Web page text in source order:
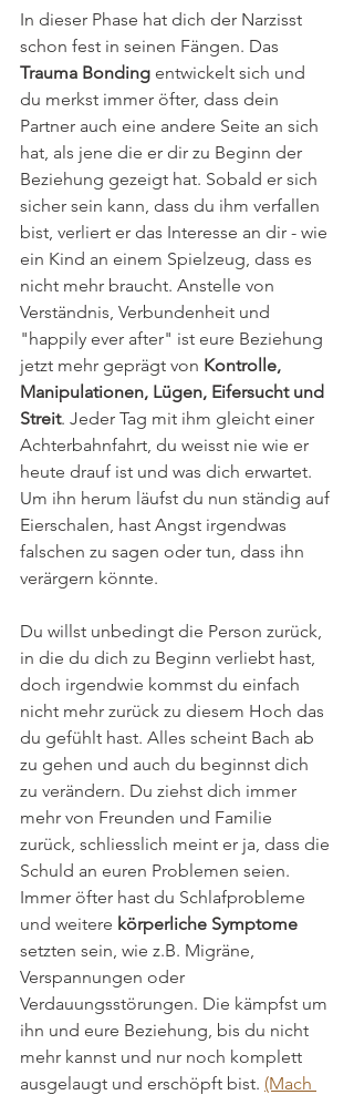
In dieser Phase hat dich der Narzisst
schon fest in seinen Fängen. Das
Trauma Bonding entwickelt sich und
du merkst immer öfter, dass dein
Partner auch eine andere Seite an sich
hat, als jene die er dir zu Beginn der
Beziehung gezeigt hat. Sobald er sich
sicher sein kann, dass du ihm verfallen
bist, verliert er das Interesse an dir - wie
ein Kind an einem Spielzeug, dass es
nicht mehr braucht. Anstelle von
Verständnis, Verbundenheit und
"happily ever after" ist eure Beziehung
jetzt mehr geprägt von Kontrolle,
Manipulationen, Lügen, Eifersucht und
Streit. Jeder Tag mit ihm gleicht einer
Achterbahnfahrt, du weisst nie wie er
heute drauf ist und was dich erwartet.
Um ihn herum läufst du nun ständig auf
Eierschalen, hast Angst irgendwas
falschen zu sagen oder tun, dass ihn
verärgern könnte.
Du willst unbedingt die Person zurück,
in die du dich zu Beginn verliebt hast,
doch irgendwie kommst du einfach
nicht mehr zurück zu diesem Hoch das
du gefühlt hast. Alles scheint Bach ab
zu gehen und auch du beginnst dich
zu verändern. Du ziehst dich immer
mehr von Freunden und Familie
zurück, schliesslich meint er ja, dass die
Schuld an euren Problemen seien.
Immer öfter hast du Schlafprobleme
und weitere körperliche Symptome
setzten sein, wie z.B. Migräne,
Verspannungen oder
Verdauungsstörungen. Die kämpfst um
ihn und eure Beziehung, bis du nicht
mehr kannst und nur noch komplett
ausgelaugt und erschöpft bist. (Mach